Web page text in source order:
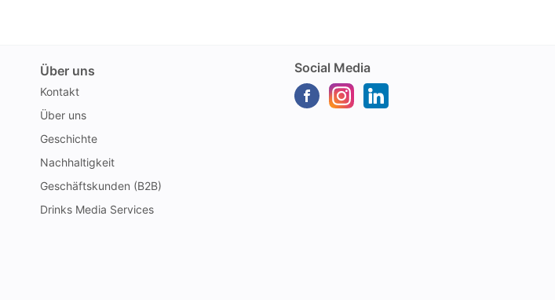
Über uns
Kontakt
Über uns
Geschichte
Nachhaltigkeit
Geschäftskunden (B2B)
Drinks Media Services
Social Media